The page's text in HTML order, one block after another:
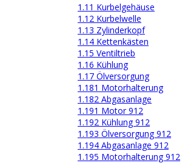
1.11 Kurbelgehäuse
1.12 Kurbelwelle
1.13 Zylinderkopf
1.14 Kettenkästen
1.15 Ventiltrieb
1.16 Kühlung
1.17 Ölversorgung
1.181 Motorhalterung
1.182 Abgasanlage
1.191 Motor 912
1.192 Kühlung 912
1.193 Ölversorgung 912
1.194 Abgasanlage 912
1.195 Motorhalterung 912